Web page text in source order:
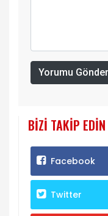
Yorumu Gönder
BIZI TAKIP EDIN
Facebook
Twitter